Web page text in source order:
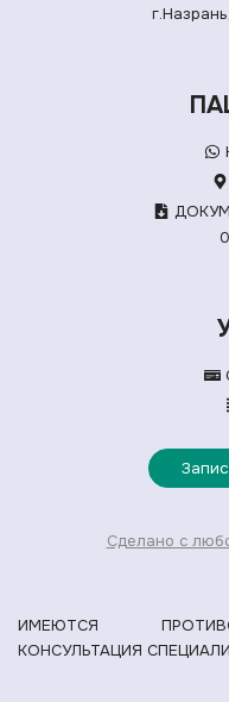
Сделано с
ИМЕЮТСЯ
КОНСУЛЬТАЦИЯ